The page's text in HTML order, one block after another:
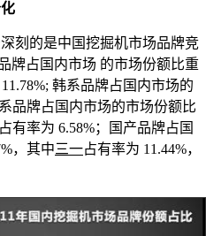
刻的是中国挖掘机市场品牌竞
牌占国内市场 的市场份额比重
韩系品牌占国内市场的
品牌占国内市场的市场份额比
占有率为 6.58%；国产品牌占国
，其中三一占有率为 11.44%，